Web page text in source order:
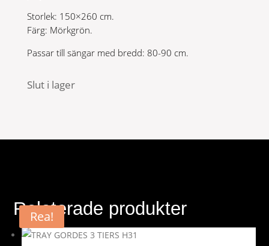
Storlek: 150×260 cm.
Färg: Mörkgrön.
Passar till sängar med bredd: 80-90 cm.
Slut i lager
Relaterade produkter
Rea!